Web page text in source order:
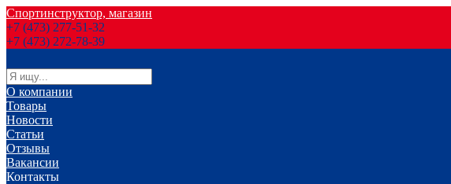
Спортинструктор, магазин
+7 (473) 277-51-32
+7 (473) 272-78-39
О компании
Товары
Новости
Статьи
Отзывы
Вакансии
Контакты